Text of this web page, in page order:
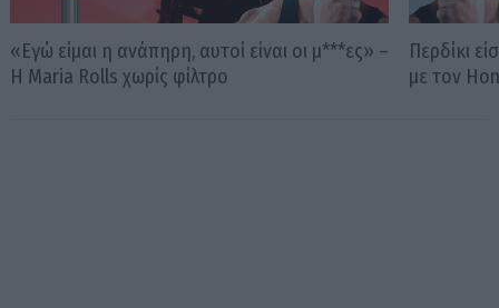
«Εγώ είμαι η ανάπηρη, αυτοί είναι οι μ***ες» –
Η Maria Rolls χωρίς φίλτρο
Περδίκι
με τον